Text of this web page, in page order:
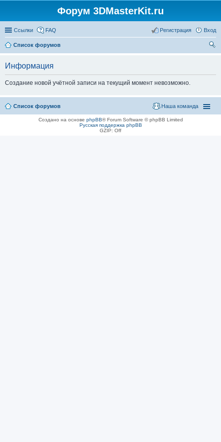
Форум 3DMasterKit.ru
Ссылки FAQ Вход
Регистрация
Список форумов
Информация
Создание новой учётной записи на текущий момент невозможно.
Список форумов Наша команда
Создано на основе phpBB® Forum Software © phpBB Limited
Русская поддержка phpBB
GZIP: Off